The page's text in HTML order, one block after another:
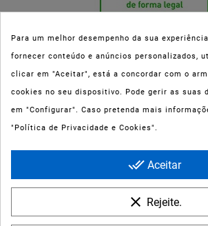
Esta parafarmácia (Farmaoli) encontra-se
(registo nº 00078/2020) para a dispensa de
Sujeitos a Receita Médica (MNSRM) e produtos
ao domicílio e através da internet. Os
Maia, Matosinhos, Gondomar e Vila
Para um melhor desempenho da sua
fornecer conteúdo e anúncios personalizados,
clicar em "Aceitar", está a concordar com o
cookies no seu dispositivo. Pode gerir as suas
em "Configurar". Caso pretenda mais
"Política de Privacidade e Cookies".
done_all Aceitar
clear Rejeite.